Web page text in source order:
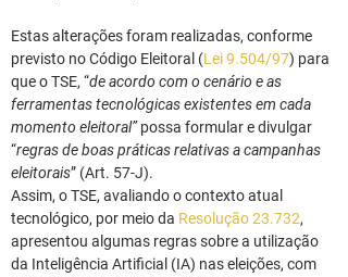
Estas alterações foram realizadas, conforme
previsto no Código Eleitoral (Lei 9.504/97) para
que o TSE, “de acordo com o cenário e as
ferramentas tecnológicas existentes em cada
momento eleitoral” possa formular e divulgar
“regras de boas práticas relativas a campanhas
eleitorais” (Art. 57-J).
Assim, o TSE, avaliando o contexto atual
tecnológico, por meio da Resolução 23.732,
apresentou algumas regras sobre a utilização
da Inteligência Artificial (IA) nas eleições, com